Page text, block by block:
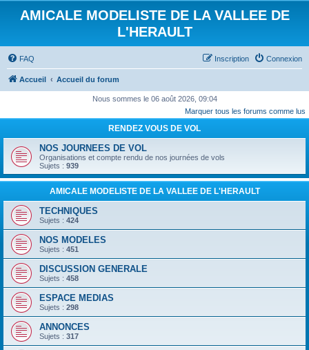
AMICALE MODELISTE DE LA VALLEE DE
L'HERAULT
FAQ Connexion
Inscription
Accueil Accueil du forum
Nous sommes le 06 août 2026, 09:04
Marquer tous les forums comme lus
RENDEZ VOUS DE VOL
NOS JOURNEES DE VOL
Organisations et compte rendu de nos journées de vols
Sujets : 939
AMICALE MODELISTE DE LA VALLEE DE L'HERAULT
TECHNIQUES
Sujets : 424
NOS MODELES
Sujets : 451
DISCUSSION GENERALE
Sujets : 458
ESPACE MEDIAS
Sujets : 298
ANNONCES
Sujets : 317